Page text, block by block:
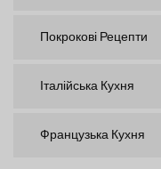
Покрокові Рецепти
Італійська Кухня
Французька Кухня